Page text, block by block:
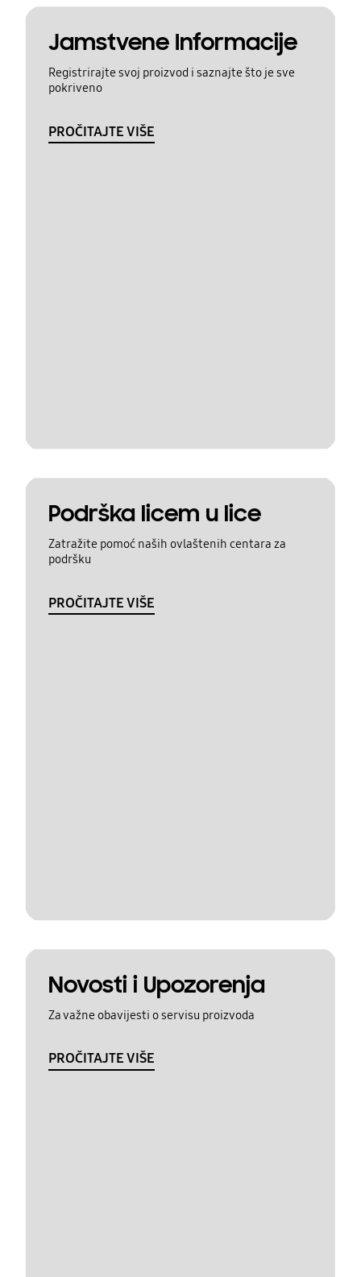
Jamstvene Informacije
Registrirajte svoj proizvod i saznajte što je sve
pokriveno
PROČITAJTE VIŠE
Podrška licem u lice
Zatražite pomoć naših ovlaštenih centara za
podršku
PROČITAJTE VIŠE
Novosti i Upozorenja
Za važne obavijesti o servisu proizvoda
PROČITAJTE VIŠE